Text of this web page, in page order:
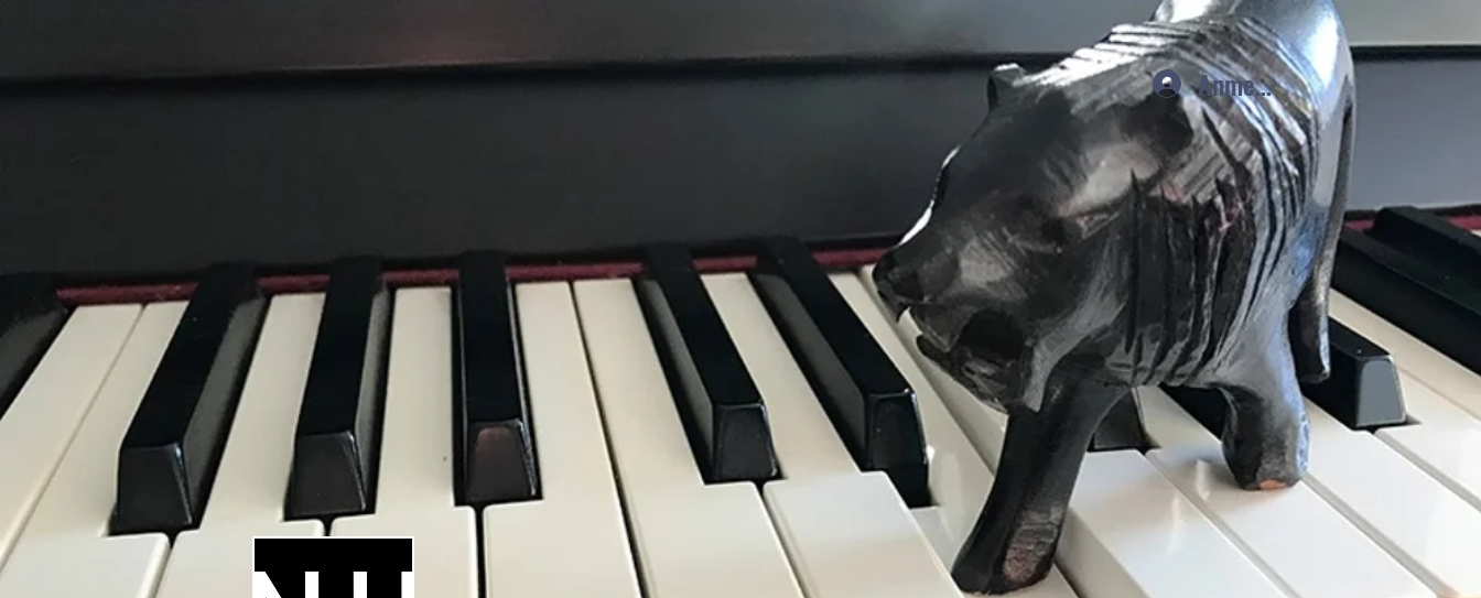
Anmelden